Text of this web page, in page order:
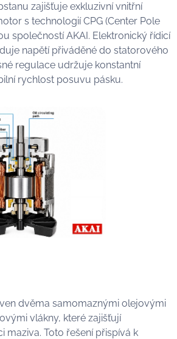
zajišťuje exkluzivní vnitřní
s technologií CPG (Center Pole
společností AKAI. Elektronický řídicí
napětí přiváděné do statorového
regulace udržuje konstantní
rychlost posuvu pásku.
dvěma samomaznými olejovými
vlákny, které zajišťují
maziva. Toto řešení přispívá k